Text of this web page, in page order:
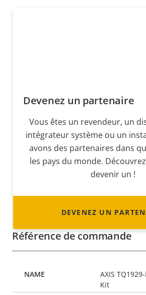
Devenez un partenaire
Vous êtes un revendeur, un
intégrateur système ou un
avons des partenaires dans
les pays du monde.
devenir un !
DEVENEZ UN
Référence de commande
AXIS
Kit